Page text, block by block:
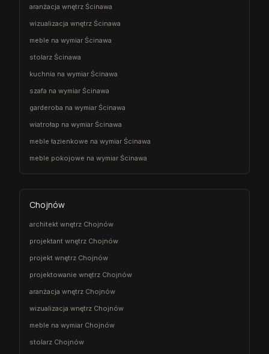
aranżacja wnętrz Ścinawa
wizualizacja wnętrz Ścinawa
meble na wymiar Ścinawa
stolarz Ścinawa
kuchnia na wymiar Ścinawa
szafa na wymiar Ścinawa
garderoba na wymiar Ścinawa
wiatrołap na wymiar Ścinawa
meble łazienkowe na wymiar Ścinawa
meble pokojowe na wymiar Ścinawa
Chojnów
architekt wnętrz Chojnów
projektant wnętrz Chojnów
projekt wnętrz Chojnów
projektowanie wnętrz Chojnów
aranżacja wnętrz Chojnów
wizualizacja wnętrz Chojnów
meble na wymiar Chojnów
stolarz Chojnów